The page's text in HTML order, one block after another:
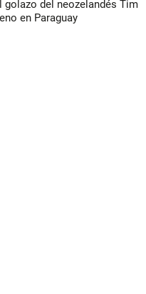
golazo del neozelandés Tim
en Paraguay